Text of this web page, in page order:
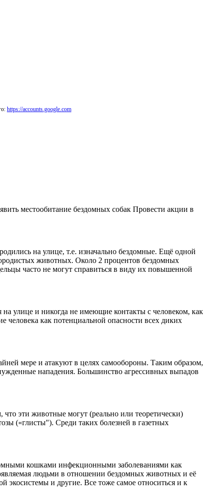
https://accounts.google.com
местообитание бездомных собак Провести акции в
на улице, т.е. изначально бездомные. Ещё одной
животных. Около 2 процентов бездомных
часто не могут справиться в виду их повышенной
улице и никогда не имеющие контакты с человеком, как
человека как потенциальной опасности всех диких
мере и атакуют в целях самообороны. Таким образом,
нападения. Большинство агрессивных выпадов
эти животные могут (реально или теоретически)
(«глисты"). Среди таких болезней в газетных
кошками инфекционными заболеваниями как
людьми в отношении бездомных животных и её
и другие. Все тоже самое относиться и к